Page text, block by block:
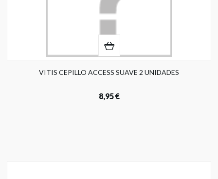
VITIS CEPILLO ACCESS SUAVE 2 UNIDADES
8,95 €